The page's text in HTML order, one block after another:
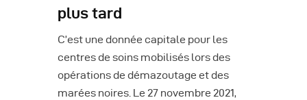
plus tard
C’est une donnée capitale pour les
centres de soins mobilisés lors des
opérations de démazoutage et des
marées noires. Le 27 novembre 2021,